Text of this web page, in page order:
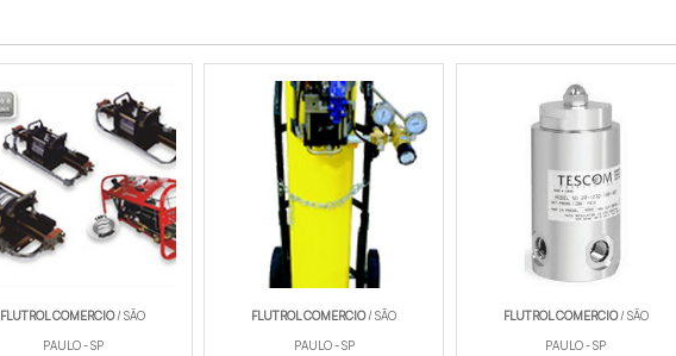
FLUTROL COMERCIO/ SÃO
PAULO - SP
FLUTROL COMERCIO/ SÃO
PAULO - SP
FLUTROL COMERCIO/ SÃO
PAULO - SP